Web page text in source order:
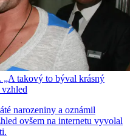
„A takový to býval krásný
narozeniny a oznámil
ovšem na internetu vyvolal